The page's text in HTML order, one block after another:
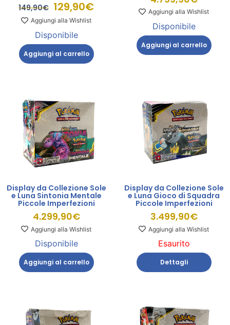
149,90€ 129,90€
Aggiungi alla Wishlist
Disponibile
Aggiungi al carrello
Aggiungi alla Wishlist
Disponibile
Aggiungi al carrello
Display da Collezione Sole
e Luna Sintonia Mentale
Piccole Imperfezioni
4.299,90€
Aggiungi alla Wishlist
Disponibile
Aggiungi al carrello
Display da Collezione Sole
e Luna Gioco di Squadra
Piccole Imperfezioni
3.499,90€
Aggiungi alla Wishlist
Esaurito
Dettagli